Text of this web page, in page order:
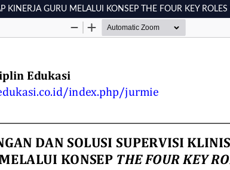
GURU MELALUI KONSEP THE FOUR KEY